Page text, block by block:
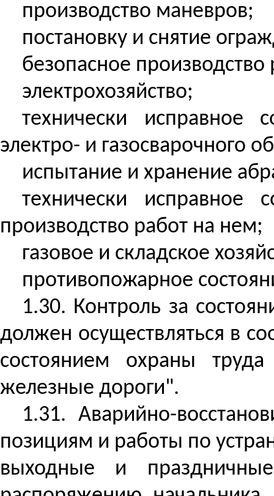
производство маневров;
постановку и снятие
безопасное
электрохозяйство;
технически исправное
электро- и газосварочного
испытание и хранение
технически исправное
производство работ на нем;
газовое и складское
противопожарное
1.30. Контроль за
должен осуществляться в
состоянием охраны
железные дороги".
1.31. Аварийно-
позициям и работы по
выходные и